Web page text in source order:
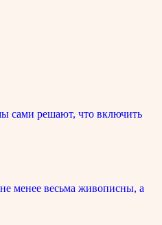
сами решают, что включить
менее весьма живописны, а